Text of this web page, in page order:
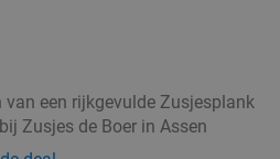
een rijkgevulde Zusjesplank
Zusjes de Boer in Assen